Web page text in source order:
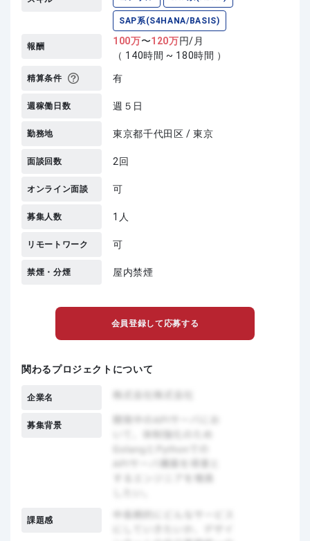
SAP系(S4HANA/BASIS)
報酬 100万〜120万円/月
（ 140時間 ~ 180時間 ）
精算条件 有
週稼働日数 週５日
勤務地 東京都千代田区 / 東京
面談回数 2回
オンライン面談 可
募集人数 1人
リモートワーク 可
禁煙・分煙 屋内禁煙
会員登録して応募する
関わるプロジェクトについて
企業名
募集背景
課題感